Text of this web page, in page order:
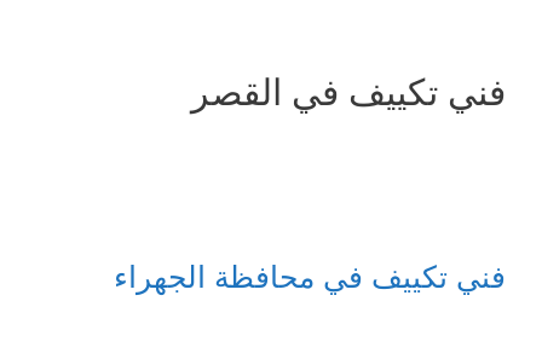
فني تكييف في القصر
فني تكييف في محافظة الجهراء